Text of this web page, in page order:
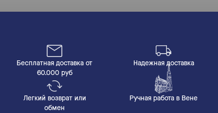
Бесплатная доставка от
60.000 руб
Надежная доставка
Легкий возврат или
обмен
Ручная работа в Вене